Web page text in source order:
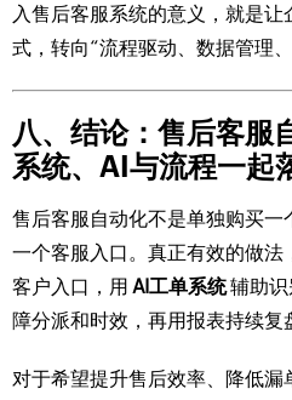
入售后客服系统的意义，就是
式，转向“流程驱动、数据管理
八、结论：售后客服
系统、AI与流程一起
售后客服自动化不是单独购买
一个客服入口。真正有效的做法
客户入口，用 AI工单系统辅助识
障分派和时效，再用报表持续复
对于希望提升售后效率、降低